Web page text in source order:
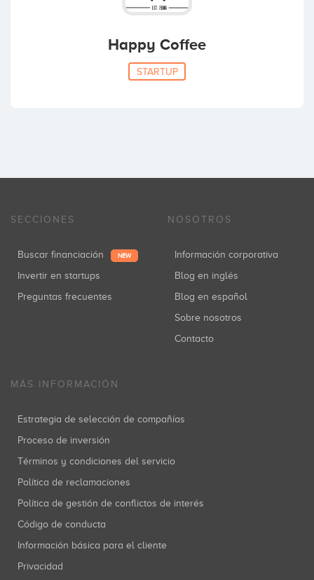
Happy Coffee
STARTUP
SECCIONES
Buscar financiación NEW
Invertir en startups
Preguntas frecuentes
NOSOTROS
Información corporativa
Blog en inglés
Blog en español
Sobre nosotros
Contacto
MÁS INFORMACIÓN
Estrategia de selección de compañías
Proceso de inversión
Términos y condiciones del servicio
Política de reclamaciones
Política de gestión de conflictos de interés
Código de conducta
Información básica para el cliente
Privacidad